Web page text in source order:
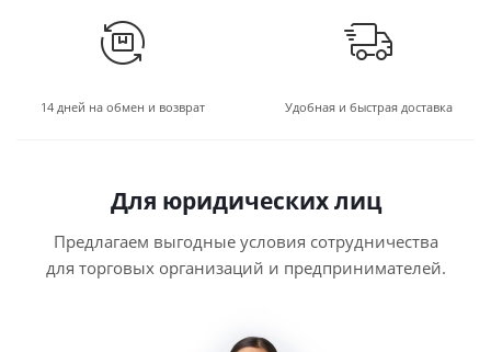
14 дней на обмен и возврат Удобная и быстрая доставка
Для юридических лиц
Предлагаем выгодные условия сотрудничества
для торговых организаций и предпринимателей.